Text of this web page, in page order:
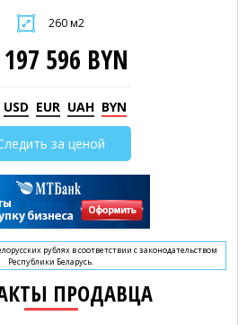
260 м2
197 596 BYN
USD EUR UAH BYN
за ценой
рублях в соответствии с законодательством
Республики Беларусь.
ПРОДАВЦА